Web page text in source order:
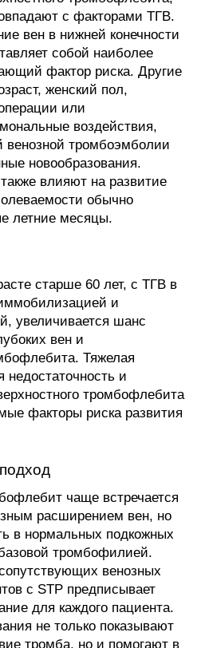
с факторами ТГВ.
вен в нижней конечности
собой наиболее
фактор риска. Другие
женский пол,
или
воздействия,
тромбоэмболии
новообразования.
влияют на развитие
обычно
летние месяцы.
старше 60 лет, с ТГВ в
и
увеличивается шанс
вен и
Тяжелая
недостаточность и
тромбофлебита
факторы риска развития
чаще встречается
расширением вен, но
в нормальных подкожных
тромбофилией.
венозных
с STP предписывает
для каждого пациента.
не только показывают
тромба, но и помогают в